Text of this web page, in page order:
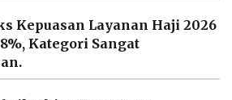
Kepuasan Layanan Haji 2026
Kategori Sangat